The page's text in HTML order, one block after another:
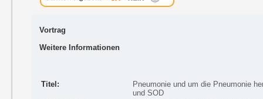
Vortrag
Weitere Informationen
Titel:
Pneumonie und um die Pneumonie
und SOD